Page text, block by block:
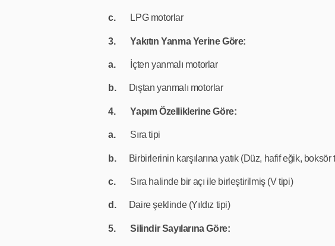
c. LPG motorlar
3.Yakıtın Yanma Yerine Göre:
a. İçten yanmalı motorlar
b. Dıştan yanmalı motorlar
4.Yapım Özelliklerine Göre:
a. Sıra tipi
b. Birbirlerinin karşılarına yatık (Düz, hafif eğik, boksör
c. Sıra halinde bir açı ile birleştirilmiş (V tipi)
d. Daire şeklinde (Yıldız tipi)
5.Silindir Sayılarına Göre: